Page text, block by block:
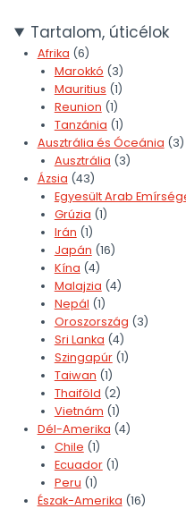
Tartalom, úticélok
Afrika (6)
Marokkó (3)
Mauritius (1)
Reunion (1)
Tanzánia (1)
Ausztrália és Óceánia (3)
Ausztrália (3)
Ázsia (43)
Egyesült Arab
Grúzia (1)
Irán (1)
Japán (16)
Kína (4)
Malajzia (4)
Nepál (1)
Oroszország (3)
Sri Lanka (4)
Szingapúr(1)
Taiwan (1)
Thaiföld (2)
Vietnám (1)
Dél-Amerika (4)
Chile (1)
Ecuador(1)
Peru (1)
Észak-Amerika (16)